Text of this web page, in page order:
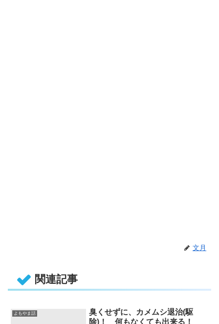
文月
関連記事
よもやま話
臭くせずに、カメムシ退治(駆
除)！ 何もなくても出来る！